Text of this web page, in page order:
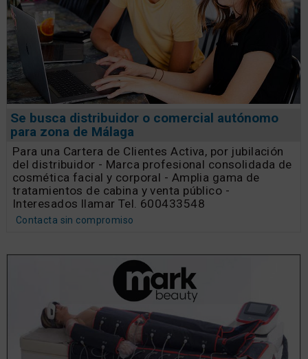
Se busca distribuidor o comercial autónomo
para zona de Málaga
Para una Cartera de Clientes Activa, por jubilación
del distribuidor - Marca profesional consolidada de
cosmética facial y corporal - Amplia gama de
tratamientos de cabina y venta público -
Interesados llamar Tel. 600433548
Contacta sin compromiso